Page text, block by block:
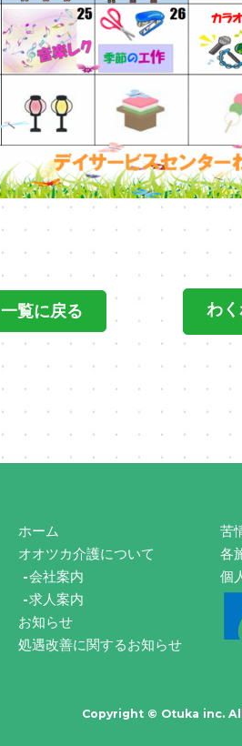
一覧に戻る わ
ホーム
オオツカ介護について
会社案内
求人案内
お知らせ
処遇改善に関するお知らせ
苦
各
個
Copyright © Otuka inc.